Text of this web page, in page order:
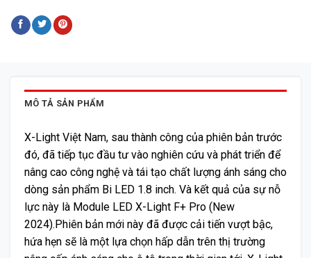
MÔ TẢ SẢN PHẨM
X-Light Việt Nam, sau thành công của phiên bản trước
đó, đã tiếp tục đầu tư vào nghiên cứu và phát triển để
nâng cao công nghệ và tái tạo chất lượng ánh sáng cho
dòng sản phẩm Bi LED 1.8 inch. Và kết quả của sự nỗ
lực này là Module LED X-Light F+ Pro (New
2024).Phiên bản mới này đã được cải tiến vượt bậc,
hứa hẹn sẽ là một lựa chọn hấp dẫn trên thị trường